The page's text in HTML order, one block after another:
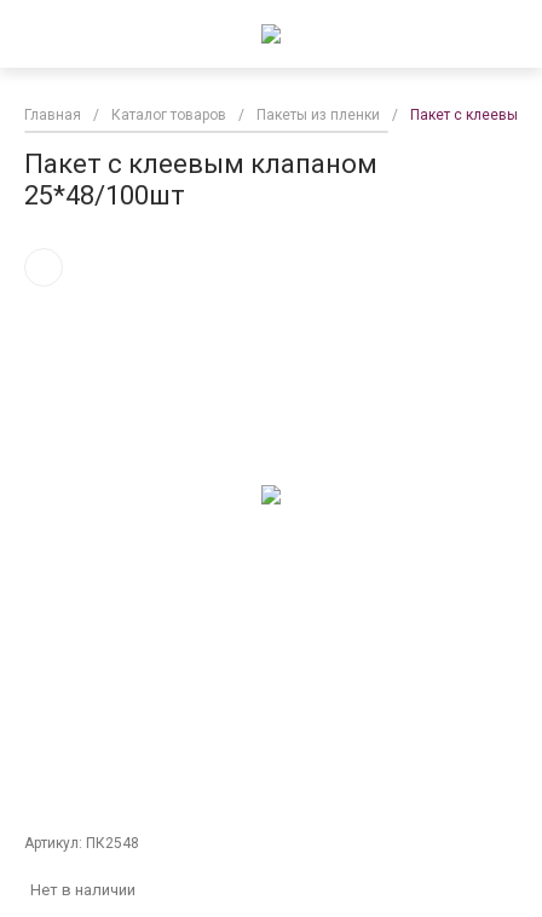
Главная / Каталог товаров / Пакеты из пленки / Пакет с клеевым
Пакет с клеевым клапаном
25*48/100шт
Артикул: ПК2548
Нет в наличии